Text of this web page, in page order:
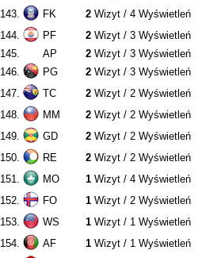
143.
FK 2 Wizyt / 4 Wyświetleń
144.
PF 2 Wizyt / 3 Wyświetleń
145.
AP 2 Wizyt / 3 Wyświetleń
146.
PG 2 Wizyt / 3 Wyświetleń
147.
TC 2 Wizyt / 2 Wyświetleń
148.
MM 2 Wizyt / 2 Wyświetleń
149.
GD 2 Wizyt / 2 Wyświetleń
150.
RE 2 Wizyt / 2 Wyświetleń
151.
MO 1 Wizyt / 4 Wyświetleń
152.
FO 1 Wizyt / 2 Wyświetleń
153.
WS 1 Wizyt / 1 Wyświetleń
154.
AF 1 Wizyt / 1 Wyświetleń